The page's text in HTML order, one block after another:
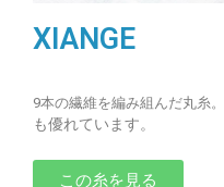
XIANGE
9本の繊維を編み組んだ丸糸。
も優れています。
この糸を見る